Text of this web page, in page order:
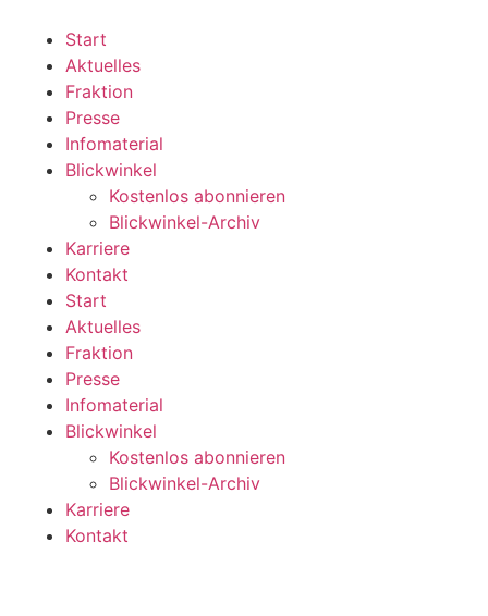
wechseln
Start
Aktuelles
Fraktion
Presse
Infomaterial
Blickwinkel
Kostenlos abonnieren
Blickwinkel-Archiv
Karriere
Kontakt
Start
Aktuelles
Fraktion
Presse
Infomaterial
Blickwinkel
Kostenlos abonnieren
Blickwinkel-Archiv
Karriere
Kontakt